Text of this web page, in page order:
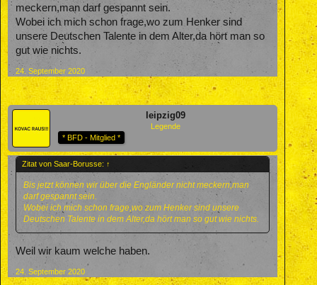
meckern,man darf gespannt sein.
Wobei ich mich schon frage,wo zum Henker sind
unsere Deutschen Talente in dem Alter,da hört man so
gut wie nichts.
24. September 2020
leipzig09
Legende
* BFD - Mitglied *
Zitat von Saar-Borusse: ↑
Bis jetzt können wir über die Engländer nicht meckern,man
darf gespannt sein.
Wobei ich mich schon frage,wo zum Henker sind unsere
Deutschen Talente in dem Alter,da hört man so gut wie nichts.
Weil wir kaum welche haben.
24. September 2020